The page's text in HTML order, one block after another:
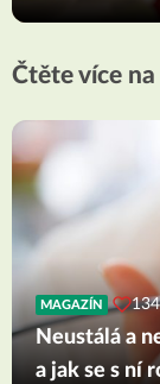
Čtěte více
MAGAZÍN 134
Neustálá a
a jak se s ní